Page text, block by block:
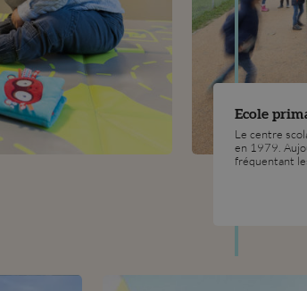
Ecole
Le centre
en 1979.
fréquentant